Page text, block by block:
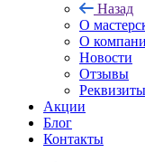
Назад
О
О
Новости
Отзывы
Реквизиты
Акции
Блог
Контакты